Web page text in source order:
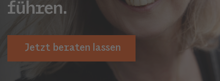
führen.
Jetzt beraten lassen